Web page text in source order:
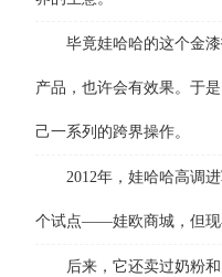
毕竟娃哈哈的这个金漆
产品，也许会有效果。于
己一系列的跨界操作。
2012年，娃哈哈高调进
个试点——娃欧商城，但现
后来，它还卖过奶粉和